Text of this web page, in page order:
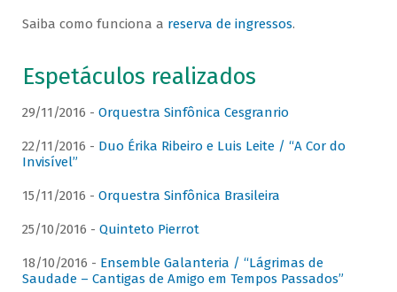
Saiba como funciona a reserva de ingressos.
Espetáculos realizados
29/11/2016 - Orquestra Sinfônica Cesgranrio
22/11/2016 - Duo Érika Ribeiro e Luis Leite / “A Cor do
Invisível”
15/11/2016 - Orquestra Sinfônica Brasileira
25/10/2016 - Quinteto Pierrot
18/10/2016 - Ensemble Galanteria / “Lágrimas de
Saudade – Cantigas de Amigo em Tempos Passados”